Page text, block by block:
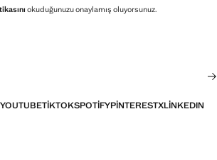
okuduğunuzu onaylamış oluyorsunuz.
YOUTUBETIKTOKSPOTIFYPINTERESTXLINKEDIN